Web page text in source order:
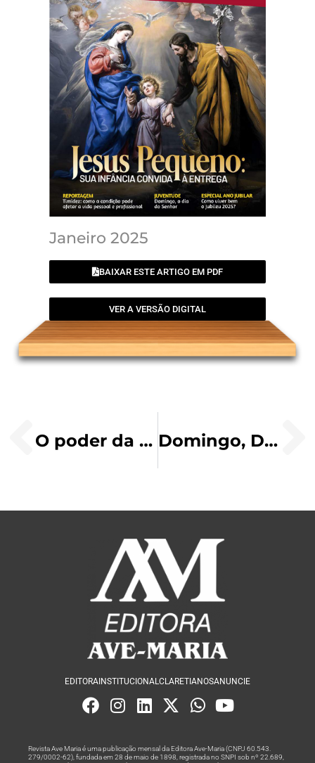
Janeiro 2025
BAIXAR ESTE ARTIGO EM PDF
VER A VERSÃO DIGITAL
O poder da oração e família como pacto para o sucesso Domingo, Dia do Senhor
EDITORA INSTITUCIONALCLARETIANOSANUNCIE
Revista Ave Maria é uma publicação mensal da Editora Ave-Maria (CNPJ 60.543.
279/0002-62), fundada em 28 de maio de 1898, registrada no SNPI sob nº 22.689,